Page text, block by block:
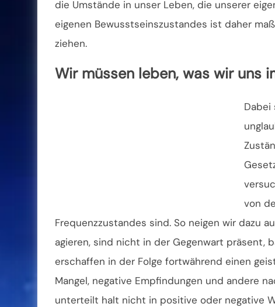
die Umstände in unser Leben, die unserer
eigenen Bewusstseinszustandes ist daher
ziehen.
Wir müssen leben, was wir uns
Dabei
von
Frequenzzustandes sind. So neigen wir dazu
agieren, sind nicht in der Gegenwart präsent,
erschaffen in der Folge fortwährend einen
Mangel, negative Empfindungen und andere
unterteilt halt nicht in positive oder negative